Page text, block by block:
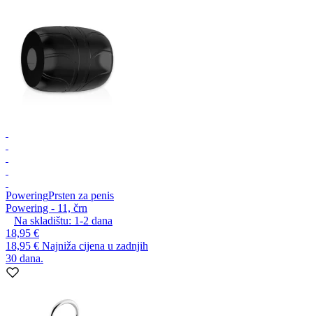
PoweringPrsten za penis
Powering - 11, črn
Na skladištu: 1-2 dana
18,95 €
18,95 € Najniža cijena u zadnjih
30 dana.